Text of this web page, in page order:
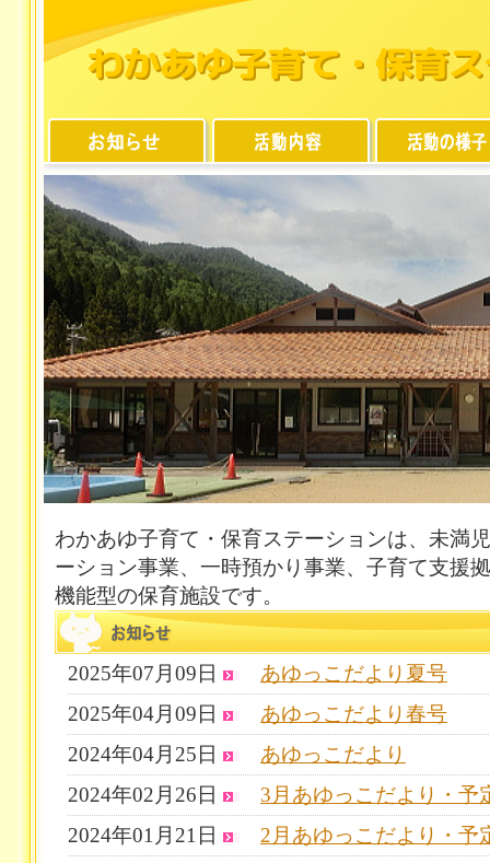
わかあゆ子育て・保育ステーションは、未満
ーション事業、一時預かり事業、子育て支援
機能型の保育施設です。
2025年07月09日
あゆっこだより夏号
2025年04月09日
あゆっこだより春号
2024年04月25日
あゆっこだより
2024年02月26日
3月あゆっこだより・予
2024年01月21日
2月あゆっこだより・予